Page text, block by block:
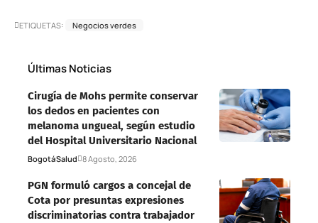
ETIQUETAS: Negocios verdes
Últimas Noticias
Cirugía de Mohs permite conservar
los dedos en pacientes con
melanoma ungueal, según estudio
del Hospital Universitario Nacional
BogotáSalud 8 Agosto, 2026
PGN formuló cargos a concejal de
Cota por presuntas expresiones
discriminatorias contra trabajador